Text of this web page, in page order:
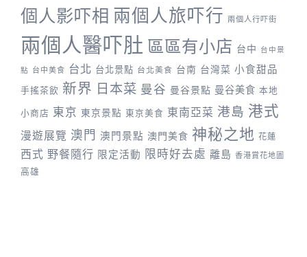
個人影吓相 兩個人旅吓行 兩個人行吓街
兩個人醫吓肚 區區有小店 台中 台中景
點 台中美食 台北 台北景點 台北美食 台南 台灣菜 小食甜品
手搖茶飲 新界 日本菜 曼谷 曼谷景點 曼谷美食 本地
小商店 東京 東京景點 東京美食 東南亞菜 港島 港式
漫遊展覽 澳門 澳門景點 澳門美食 神秘之地 花蓮
西式 野餐隨行 限定活動 限時好去處 離島 香港賞花地圖
高雄